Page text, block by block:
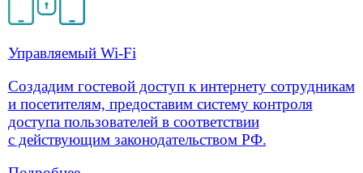
Блог
Контакты
Решения для бизнеса
Операторам связи
Оборудование
О компании